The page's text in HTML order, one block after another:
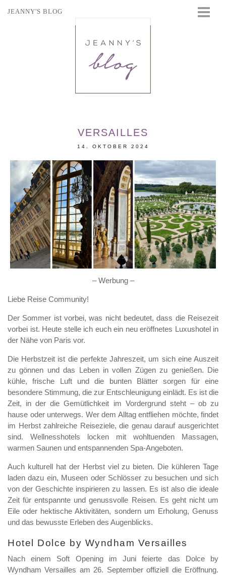
JEANNY'S BLOG
VERSAILLES
14. OKTOBER 2024
– Werbung –
Liebe Reise Community!
Der Sommer ist vorbei, was nicht bedeutet, dass die Reisezeit
vorbei ist. Heute stelle ich euch ein neu eröffnetes Luxushotel in
der Nähe von Paris vor.
Die Herbstzeit ist die perfekte Jahreszeit, um sich eine Auszeit
zu gönnen und das Leben in vollen Zügen zu genießen. Die
kühle, frische Luft und die bunten Blätter sorgen für eine
besondere Stimmung, die zur Entschleunigung einlädt. Es ist die
Zeit, in der die Gemütlichkeit im Vordergrund steht – ob zu
hause oder unterwegs. Wer dem Alltag entfliehen möchte, findet
im Herbst zahlreiche Reiseziele, die genau darauf ausgerichtet
sind. Wellnesshotels locken mit wohltuenden Massagen,
warmen Saunen und entspannenden Spa-Angeboten.
Auch kulturell hat der Herbst viel zu bieten. Die kühleren Tage
laden dazu ein, Museen oder Schlösser zu besuchen und sich
von der Geschichte inspirieren zu lassen. Es ist also die ideale
Zeit für entspannte und genussvolle Reisen. Es geht nicht um
Eile oder hektische Aktivitäten, sondern um Erholung, Genuss
und das bewusste Erleben des Augenblicks.
Hotel Dolce by Wyndham Versailles
Nach einem Soft Opening im Juni feierte das Dolce by
Wyndham Versailles am 26. September offiziell die Eröffnung.